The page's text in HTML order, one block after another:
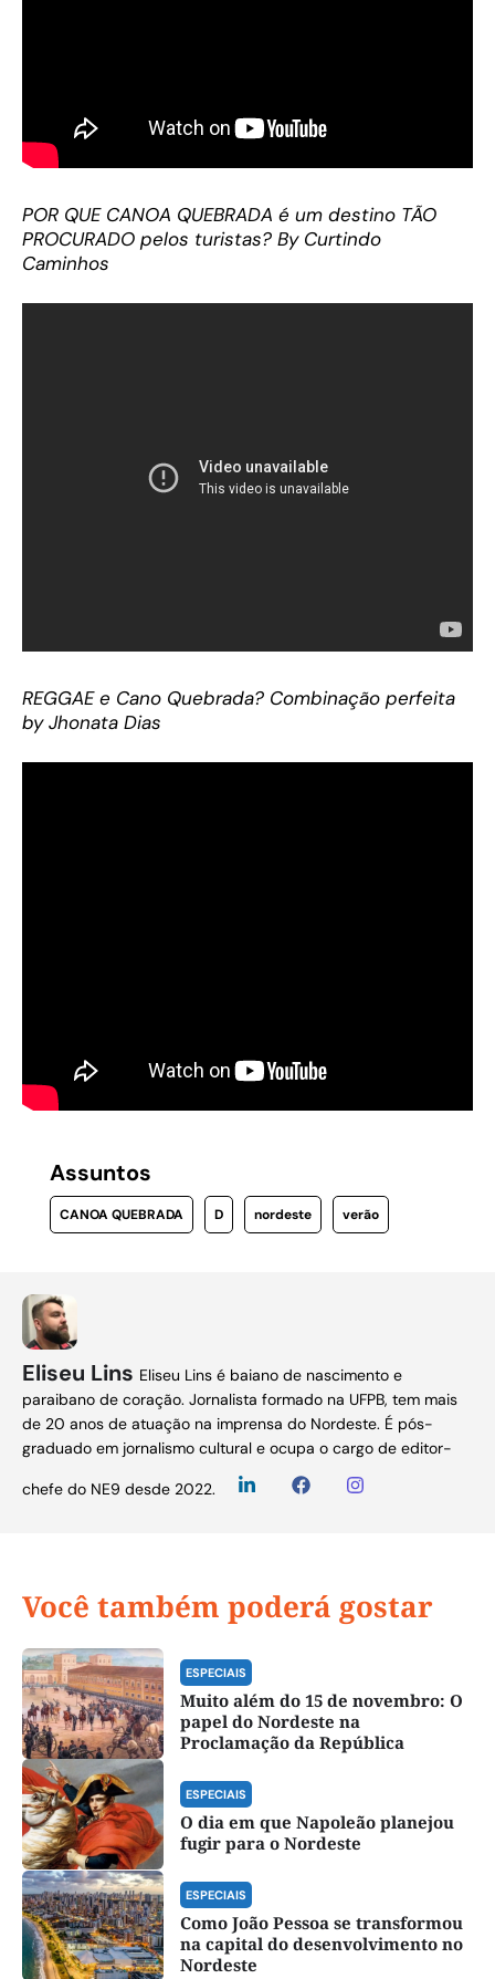
POR QUE CANOA QUEBRADA é um destino TÃO
PROCURADO pelos turistas? By Curtindo
Caminhos
REGGAE e Cano Quebrada? Combinação perfeita
by Jhonata Dias
Assuntos
CANOA QUEBRADA D nordeste verão
Eliseu Lins Eliseu Lins é baiano de nascimento e
paraibano de coração. Jornalista formado na UFPB, tem mais
de 20 anos de atuação na imprensa do Nordeste. É pós-
graduado em jornalismo cultural e ocupa o cargo de editor-
chefe do NE9 desde 2022.
Você também poderá gostar
ESPECIAIS
Muito além do 15 de novembro: O
papel do Nordeste na
Proclamação da República
ESPECIAIS
O dia em que Napoleão planejou
fugir para o Nordeste
ESPECIAIS
Como João Pessoa se transformou
na capital do desenvolvimento no
Nordeste